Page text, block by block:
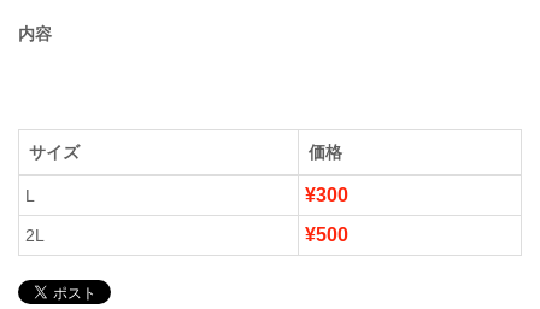
内容
サイズ 価格
L ¥300
2L ¥500